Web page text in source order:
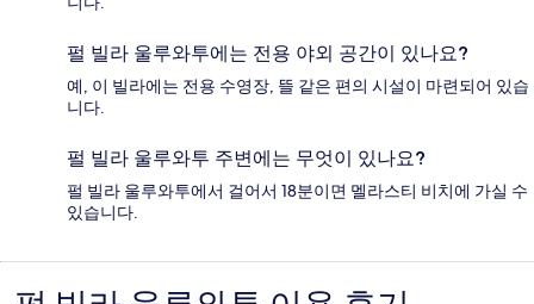
펄 빌라 울루와투에는 전용 야외 공간이 있나요?
예, 이 빌라에는 전용 수영장, 뜰 같은 편의 시설이 마련되어 있습
니다.
펄 빌라 울루와투 주변에는 무엇이 있나요?
펄 빌라 울루와투에서 걸어서 18분이면 멜라스티 비치에 가실 수
있습니다.